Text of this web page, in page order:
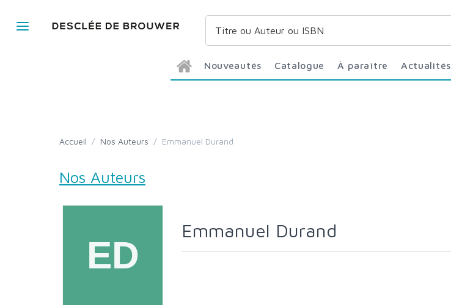
Nouveautés Catalogue À paraître Actualités
Accueil / Nos Auteurs / Emmanuel Durand
Nos Auteurs
Emmanuel Durand